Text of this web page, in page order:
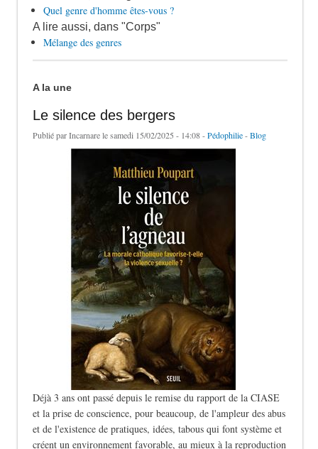
Quel genre d'homme êtes-vous ?
A lire aussi, dans "Corps"
Mélange des genres
A la une
Le silence des bergers
Publié parIncarnarele samedi 15/02/2025 - 14:08 -Pédophilie-Blog
Déjà 3 ans ont passé depuis le remise du rapport de la CIASE
et la prise de conscience, pour beaucoup, de l'ampleur des abus
et de l'existence de pratiques, idées, tabous qui font système et
créent un environnement favorable, au mieux à la reproduction